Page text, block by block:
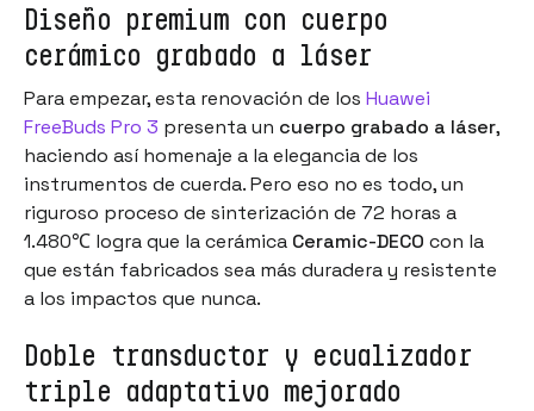
Diseño premium con cuerpo
cerámico grabado a láser
Para empezar, esta renovación de los Huawei
FreeBuds Pro 3 presenta un cuerpo grabado a láser,
haciendo así homenaje a la elegancia de los
instrumentos de cuerda. Pero eso no es todo, un
riguroso proceso de sinterización de 72 horas a
1.480℃ logra que la cerámica Ceramic-DECO con la
que están fabricados sea más duradera y resistente
a los impactos que nunca.
Doble transductor y ecualizador
triple adaptativo mejorado